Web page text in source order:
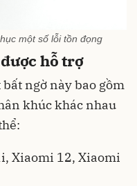
một số lỗi tồn đọng
hỗ trợ
ngờ này bao gồm
khúc khác nhau
Xiaomi 12, Xiaomi